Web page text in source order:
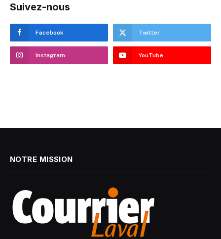
Suivez-nous
Facebook Twitter
Instagram YouTube
NOTRE MISSION